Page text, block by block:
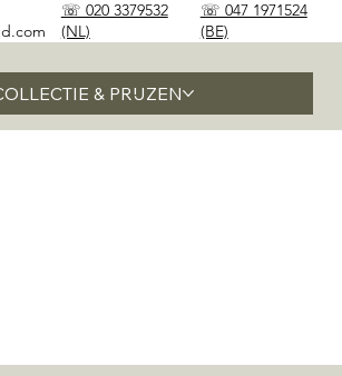
& PRIJZEN
☏ 020 3379532
(NL)
☏ 047 1971524
(BE)